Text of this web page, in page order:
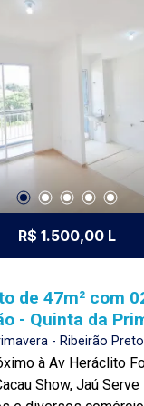
e clientes.
equilibra a
em Ribeirão
R$ 1.500,00 L
de 47m² com
- Quinta da
- Ribeirão
à Av Heráclito
Show, Jaú Serve